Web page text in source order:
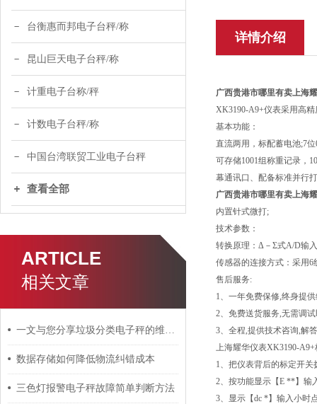
台衡惠而邦电子台秤/称
昆山巨天电子台秤/称
计重电子台称/秤
计数电子台秤/称
中国台湾联贸工业电子台秤
查看全部
ARTICLE
相关文章
一文与您分享垃圾分类电子秤的维护保养建议
数据存储如何降低物流纠错成本
三色灯报警电子秤故障简单判断方法
详情介绍
广西贵港市哪里有卖上海
XK3190-A9+仪表采用高
基本功能：
直流两用，标配蓄电池;7
可存储1001组称重记录，
幕通讯口、配备标准并行
广西贵港市哪里有卖上海
内置针式微打;
技术参数：
转换原理：Δ－Σ式A/D输
传感器的连接方式：采用
售后服务:
1、一年免费保修,终身提
2、免费送货服务,无需调
3、全程,提供技术咨询,解
上海耀华仪表XK3190-
1、把仪表背后的标定开
2、按功能显示【E **】输
3、显示【dc *】输入小时